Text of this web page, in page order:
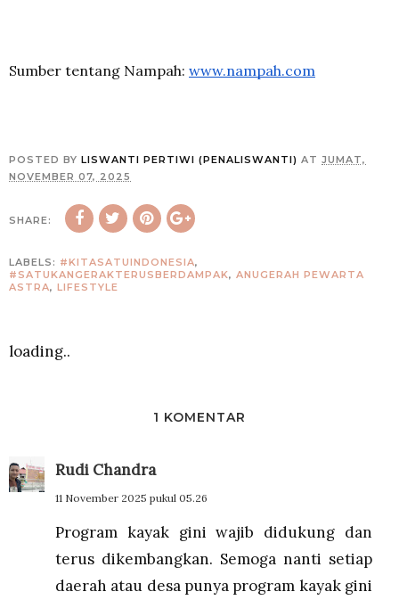
Sumber tentang Nampah: www.nampah.com
POSTED BY LISWANTI PERTIWI (PENALISWANTI) AT JUMAT,
NOVEMBER 07, 2025
SHARE:
LABELS: #KITASATUINDONESIA,
#SATUKANGERAKTERUSBERDAMPAK, ANUGERAH PEWARTA
ASTRA, LIFESTYLE
loading..
1 KOMENTAR
Rudi Chandra
11 November 2025 pukul 05.26
Program kayak gini wajib didukung dan
terus dikembangkan. Semoga nanti setiap
daerah atau desa punya program kayak gini